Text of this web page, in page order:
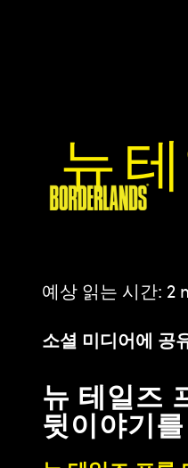
뉴
예상 읽는 시간 2
소셜 미디어에 공
뉴 테일즈
뒷이야기